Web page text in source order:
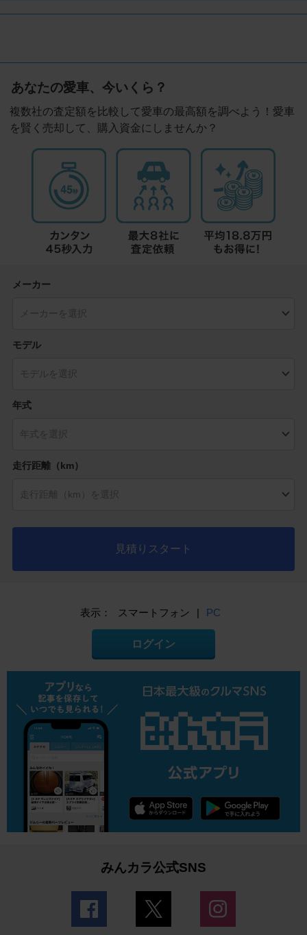
あなたの愛車、今いくら？
複数社の査定額を比較して愛車の最高額を調べよう！愛車
を賢く売却して、購入資金にしませんか？
メーカー
モデル
年式
走行距離（km）
見積りスタート
表示： スマートフォン | PC
ログイン
みんカラ公式SNS